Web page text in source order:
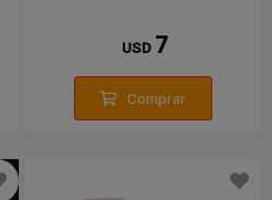
USD 7
Comprar